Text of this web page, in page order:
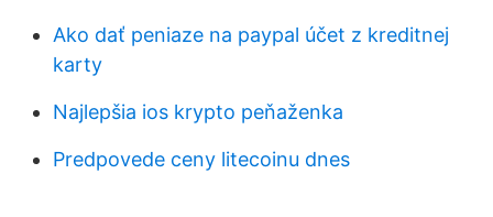
Ako dať peniaze na paypal účet z kreditnej
karty
Najlepšia ios krypto peňaženka
Predpovede ceny litecoinu dnes